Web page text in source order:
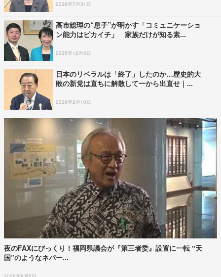
2026年7月31日
高市総理の“息子”が明かす「コミュニケーショ
ン能力はピカイチ」 家族だけが知る素...
2025年12月3日
日本のリベラルは「終了」したのか…歴史的大
敗の新党は直ちに解散して一から出直せ｜...
2026年2月10日
夜のFAXにびっくり！福岡県議会が『第三者委』設置に一転 ‟天
国”のようなネパー...